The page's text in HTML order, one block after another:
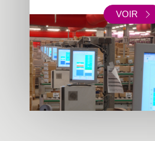
VOIR